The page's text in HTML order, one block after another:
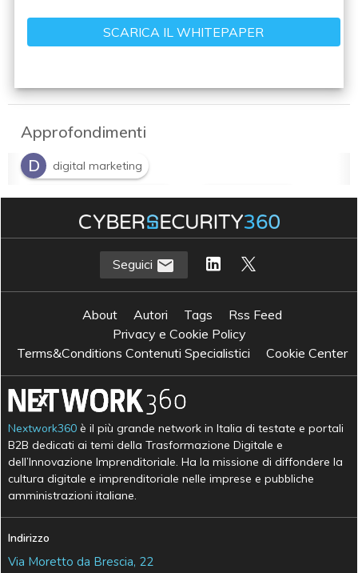
Approfondimenti
D
digital marketing
M Marketing automation S sales engine
Seguici
About Autori Tags
Rss Feed
Privacy e Cookie Policy
Terms&Conditions Contenuti Specialistici
Cookie Center
Nextwork360 è il più grande network in Italia di testate e portali
B2B dedicati ai temi della Trasformazione Digitale e
dell’Innovazione Imprenditoriale. Ha la missione di diffondere la
cultura digitale e imprenditoriale nelle imprese e pubbliche
amministrazioni italiane.
Indirizzo
Via Moretto da Brescia, 22